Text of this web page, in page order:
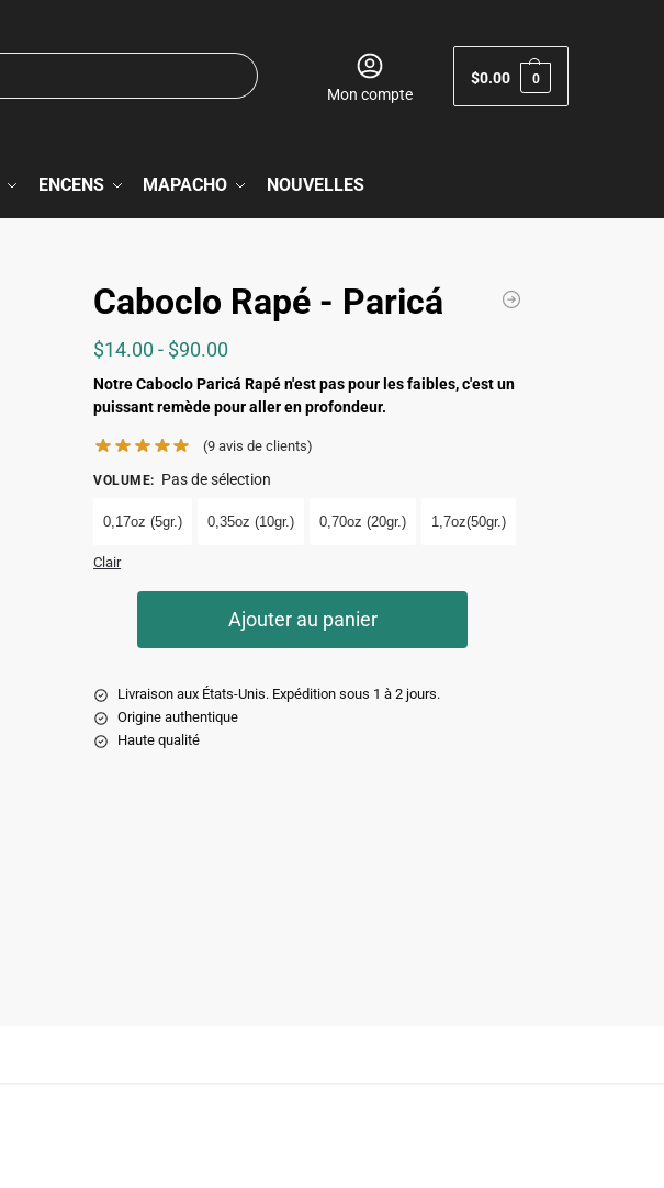
Mon compte
$0.00 0
ENCENS MAPACHO NOUVELLES
Caboclo Rapé - Paricá
$14.00 - $90.00
Notre Caboclo Paricá Rapé n'est pas pour les faibles, c'est un
puissant remède pour aller en profondeur.
(9avis de clients)
VOLUME: Pas de sélection
0,17oz (5gr.) 0,35oz (10gr.) 0,70oz (20gr.) 1,7oz(50gr.)
Clair
Ajouter au panier
Livraison aux États-Unis. Expédition sous 1 à 2 jours.
Origine authentique
Haute qualité